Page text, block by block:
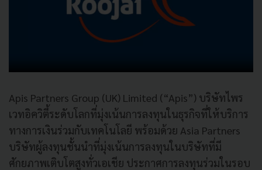
Apis Partners Group (UK) Limited (“Apis”) บริษัทไพร
เวทอิควิตี้ระดับโลกที่มุ่งเน้นการลงทุนในธุรกิจที่ให้บริการ
ทางการเงินร่วมกับเทคโนโลยี พร้อมด้วย Asia Partners
บริษัทผู้ลงทุนชั้นนำที่มุ่งเน้นการลงทุนในบริษัทที่มี
ศักยภาพเติบโตสูงทั่วเอเชีย ประกาศการลงทุนร่วมในรอบ